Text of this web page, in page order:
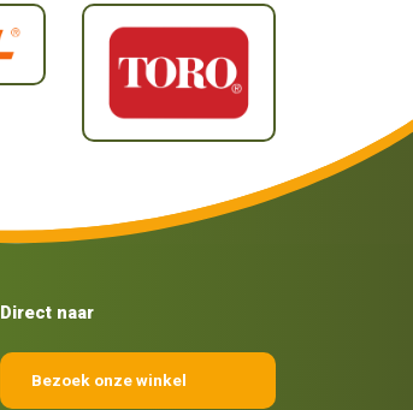
Direct naar
Bezoek onze winkel